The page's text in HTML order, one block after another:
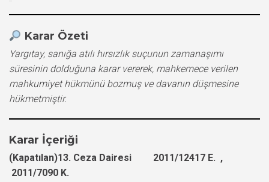
Karar Özeti
Yargıtay, sanığa atılı hırsızlık suçunun zamanaşımı
süresinin dolduğuna karar vererek, mahkemece verilen
mahkumiyet hükmünü bozmuş ve davanın düşmesine
hükmetmiştir.
Karar İçeriği
(Kapatılan)13. Ceza Dairesi 2011/12417 E. ,
2011/7090 K.